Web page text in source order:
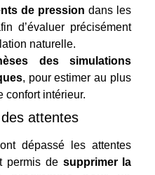
de pression dans les
d’évaluer précisément
naturelle.
des simulations
, pour estimer au plus
confort intérieur.
attentes
dépassé les attentes
permis de supprimer la